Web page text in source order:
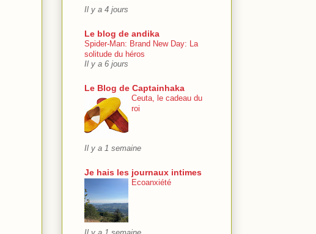
Il y a 4 jours
Le blog de andika
Spider-Man: Brand New Day: La
solitude du héros
Il y a 6 jours
Le Blog de Captainhaka
Ceuta, le cadeau du
roi
Il y a 1 semaine
Je hais les journaux intimes
Ecoanxiété